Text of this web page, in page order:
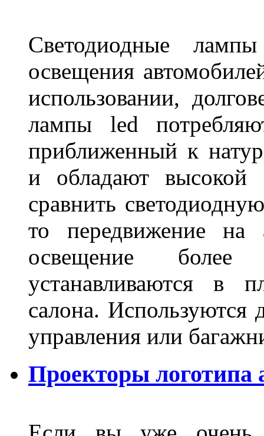
Светодиодные
освещения
использовании,
лампы led
приближенный к
и обладают высокой
сравнить
то передвижение
освещение
устанавливаются в
салона. Используются
управления или
Проекторы логотипа